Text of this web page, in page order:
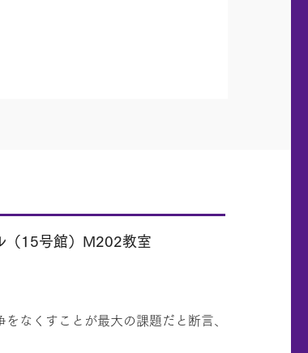
（15号館）M202教室
なくすことが最大の課題だと断言、